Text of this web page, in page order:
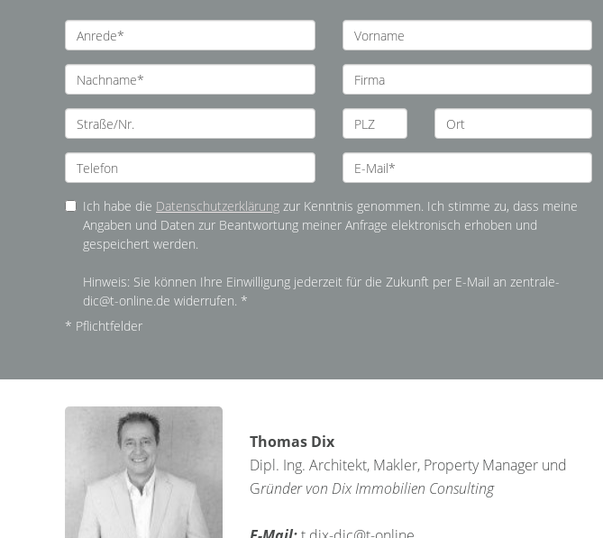
Ich habe die Datenschutzerklärung zur Kenntnis genommen. Ich stimme zu, dass meine
Angaben und Daten zur Beantwortung meiner Anfrage elektronisch erhoben und
gespeichert werden.
Hinweis: Sie können Ihre Einwilligung jederzeit für die Zukunft per E-Mail an zentrale-
dic@t-online.de widerrufen. *
* Pflichtfelder
Thomas Dix
Dipl. Ing. Architekt, Makler, Property Manager und
Gründer von Dix Immobilien Consulting